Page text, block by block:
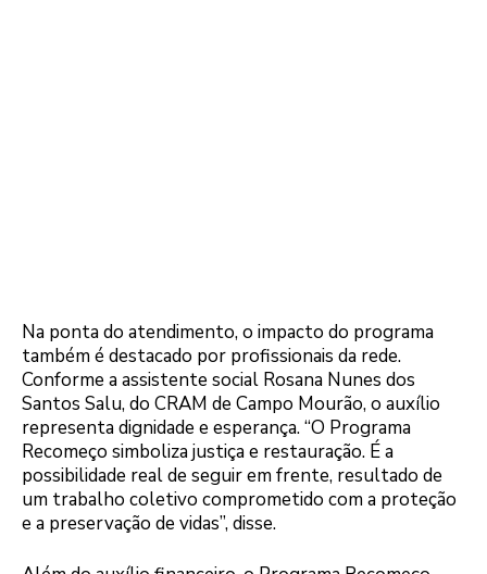
Na ponta do atendimento, o impacto do programa
também é destacado por profissionais da rede.
Conforme a assistente social Rosana Nunes dos
Santos Salu, do CRAM de Campo Mourão, o auxílio
representa dignidade e esperança. “O Programa
Recomeço simboliza justiça e restauração. É a
possibilidade real de seguir em frente, resultado de
um trabalho coletivo comprometido com a proteção
e a preservação de vidas”, disse.